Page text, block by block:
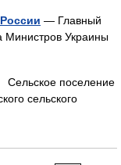
— Главный
Министров Украины
поселение
сельского